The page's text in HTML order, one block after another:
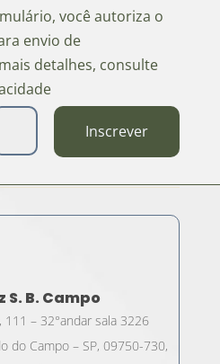
você autoriza o
envio de
detalhes, consulte
Inscrever
S. B. Campo
111 – 32°andar sala 3226
do Campo – SP, 09750-730,